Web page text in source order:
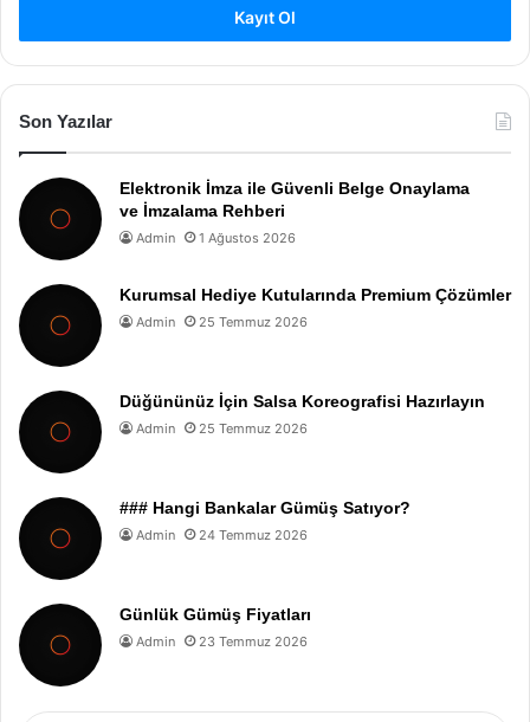
Kayıt Ol
Son Yazılar
Elektronik İmza ile Güvenli Belge Onaylama
ve İmzalama Rehberi
Admin 1 Ağustos 2026
Kurumsal Hediye Kutularında Premium Çözümler
Admin 25 Temmuz 2026
Düğününüz İçin Salsa Koreografisi Hazırlayın
Admin 25 Temmuz 2026
### Hangi Bankalar Gümüş Satıyor?
Admin 24 Temmuz 2026
Günlük Gümüş Fiyatları
Admin 23 Temmuz 2026